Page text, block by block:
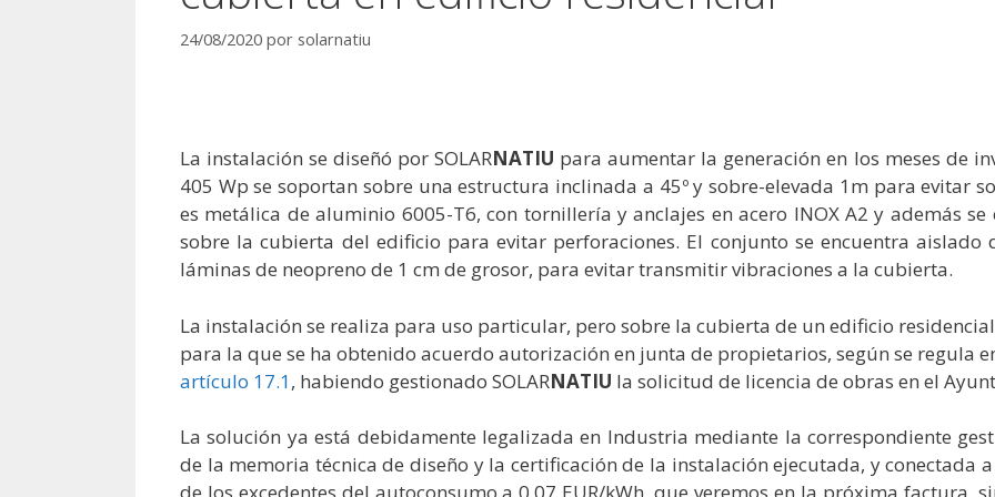
24/08/2020 por solarnatiu
La instalación se diseñó por SOLARNATIU para aumentar la generación en los meses de
405 Wp se soportan sobre una estructura inclinada a 45º y sobre-elevada 1m para evitar
es metálica de aluminio 6005-T6, con tornillería y anclajes en acero INOX A2 y además
sobre la cubierta del edificio para evitar perforaciones. El conjunto se encuentra
láminas de neopreno de 1 cm de grosor, para evitar transmitir vibraciones a la cubierta.
La instalación se realiza para uso particular, pero sobre la cubierta de un edificio
para la que se ha obtenido acuerdo autorización en junta de propietarios, según se regula
artículo 17.1, habiendo gestionado SOLARNATIU la solicitud de licencia de obras en el
La solución ya está debidamente legalizada en Industria mediante la correspondiente
de la memoria técnica de diseño y la certificación de la instalación ejecutada, y conectada